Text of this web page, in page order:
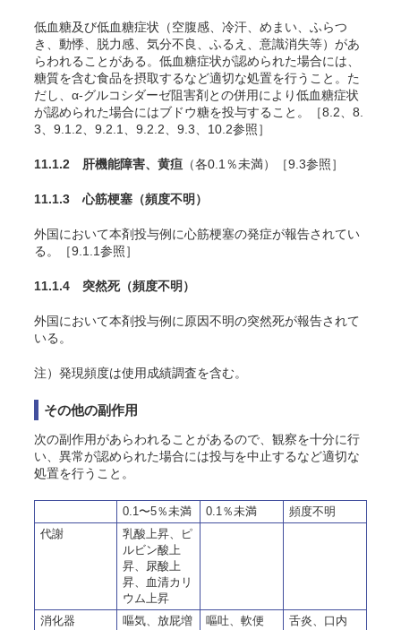
低血糖及び低血糖症状（空腹感、冷汗、めまい、ふらつ
き、動悸、脱力感、気分不良、ふるえ、意識消失等）があ
らわれることがある。低血糖症状が認められた場合には、
糖質を含む食品を摂取するなど適切な処置を行うこと。た
だし、α-グルコシダーゼ阻害剤との併用により低血糖症状
が認められた場合にはブドウ糖を投与すること。［8.2、8.
3、9.1.2、9.2.1、9.2.2、9.3、10.2参照］
11.1.2 肝機能障害、黄疸 （各0.1％未満）［9.3参照］
11.1.3 心筋梗塞 （頻度不明）
外国において本剤投与例に心筋梗塞の発症が報告されてい
る。［9.1.1参照］
11.1.4 突然死（頻度不明）
外国において本剤投与例に原因不明の突然死が報告されて
いる。
注）発現頻度は使用成績調査を含む。
その他の副作用
次の副作用があらわれることがあるので、観察を十分に行
い、異常が認められた場合には投与を中止するなど適切な
処置を行うこと。
0.1〜5％未満 0.1％未満
頻度不明
代謝
乳酸上昇、ピ
ルビン酸上
昇、尿酸上
昇、血清カリ
ウム上昇
消化器
嘔気、放屁増
嘔吐、軟便
舌炎、口内